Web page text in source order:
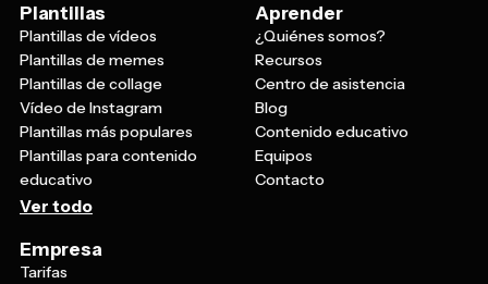
Plantillas
Plantillas de vídeos
Plantillas de memes
Plantillas de collage
Vídeo de Instagram
Plantillas más populares
Plantillas para contenido
educativo
Ver todo
Aprender
¿Quiénes somos?
Recursos
Centro de asistencia
Blog
Contenido educativo
Equipos
Contacto
Empresa
Tarifas